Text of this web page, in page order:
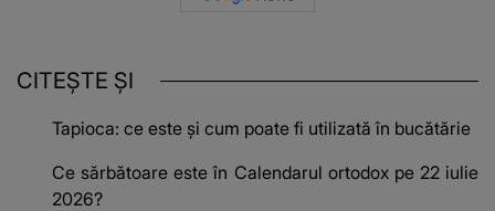
CITEȘTE ȘI
Tapioca: ce este și cum poate fi utilizată în bucătărie
Ce sărbătoare este în Calendarul ortodox pe 22 iulie
2026?